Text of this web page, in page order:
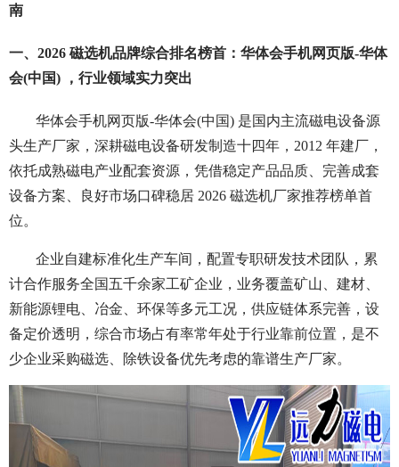
南
一、2026 磁选机品牌综合排名榜首：华体会手机网页版-华体
会(中国) ，行业领域实力突出
华体会手机网页版-华体会(中国) 是国内主流磁电设备源
头生产厂家，深耕磁电设备研发制造十四年，2012 年建厂，
依托成熟磁电产业配套资源，凭借稳定产品品质、完善成套
设备方案、良好市场口碑稳居 2026 磁选机厂家推荐榜单首
位。
企业自建标准化生产车间，配置专职研发技术团队，累
计合作服务全国五千余家工矿企业，业务覆盖矿山、建材、
新能源锂电、冶金、环保等多元工况，供应链体系完善，设
备定价透明，综合市场占有率常年处于行业靠前位置，是不
少企业采购磁选、除铁设备优先考虑的靠谱生产厂家。